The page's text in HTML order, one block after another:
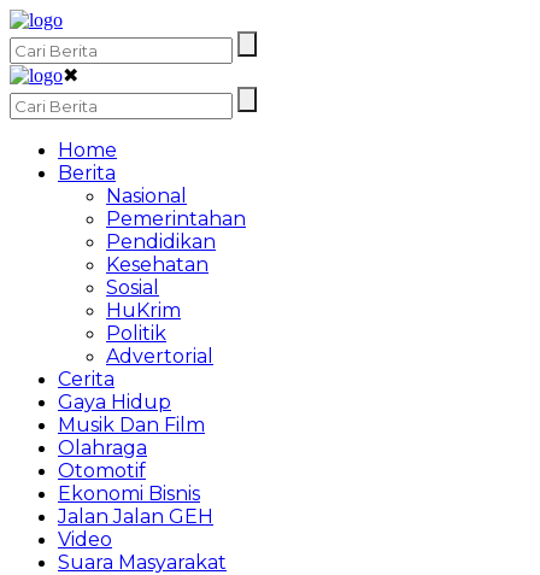
✖
Home
Berita
Nasional
Pemerintahan
Pendidikan
Kesehatan
Sosial
HuKrim
Politik
Advertorial
Cerita
Gaya Hidup
Musik Dan Film
Olahraga
Otomotif
Ekonomi Bisnis
Jalan Jalan GEH
Video
Suara Masyarakat